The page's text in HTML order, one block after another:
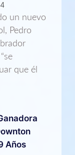
un nuevo
Pedro
que él
Años